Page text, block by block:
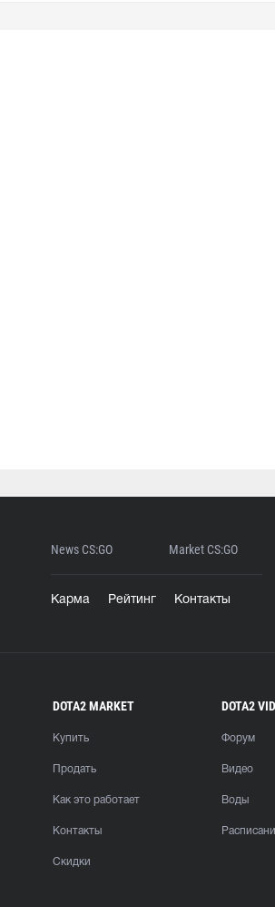
News CS:GO Market CS:GO
Карма Рейтинг Контакты
DOTA2 MARKET
Купить
Продать
Как это работает
Контакты
Скидки
DOTA2
Форум
Видео
Воды